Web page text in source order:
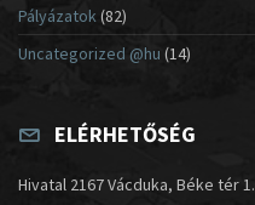
Pályázatok (82)
Uncategorized @hu (14)
ELÉRHETŐSÉG
Hivatal 2167 Vácduka, Béke tér 1.